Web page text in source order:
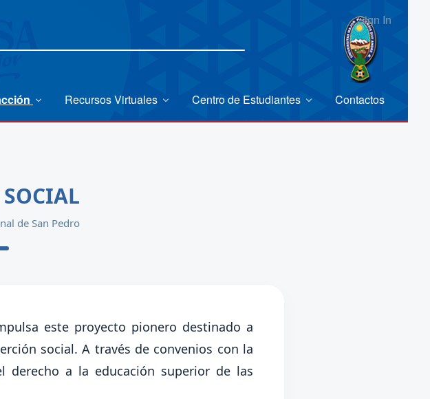
Sign In
Recursos Virtuales Centro de Estudiantes Contactos
de San Pedro
este proyecto pionero destinado a
social. A través de convenios con la
derecho a la educación superior de las